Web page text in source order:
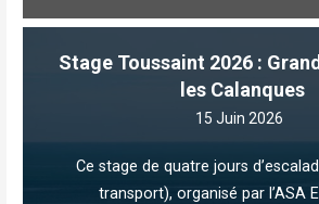
Stage Toussaint 2026 :
les Calanques
15 Juin 2026
Ce stage de quatre jours
transport), organisé par l’ASA